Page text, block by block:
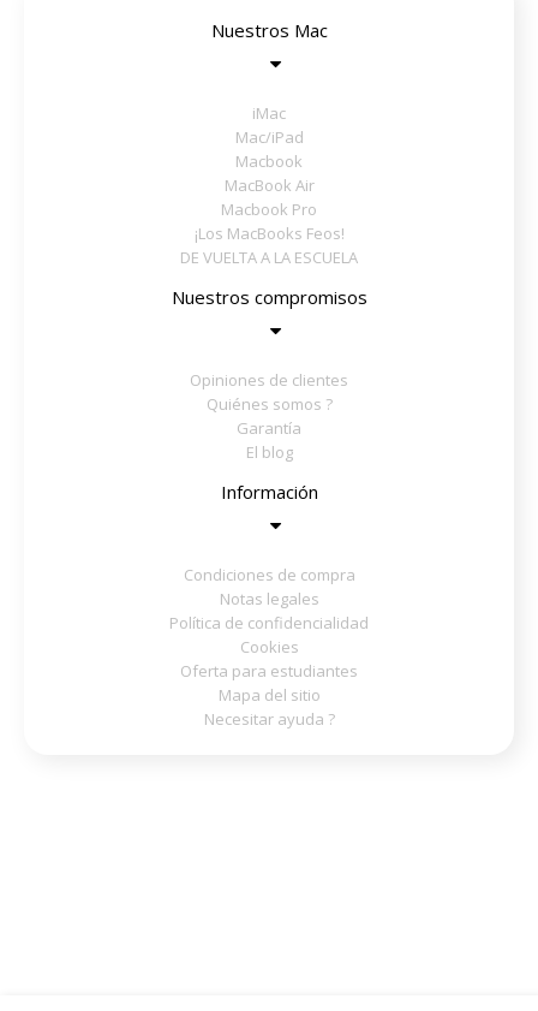
Nuestros Mac
iMac
Mac/iPad
Macbook
MacBook Air
Macbook Pro
¡Los MacBooks Feos!
DE VUELTA A LA ESCUELA
Nuestros compromisos
Opiniones de clientes
Quiénes somos ?
Garantía
El blog
Información
Condiciones de compra
Notas legales
Política de confidencialidad
Cookies
Oferta para estudiantes
Mapa del sitio
Necesitar ayuda ?